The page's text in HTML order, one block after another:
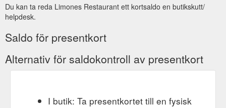
Du kan ta reda Limones Restaurant ett kortsaldo en butikskutt/
helpdesk.
Saldo för presentkort
Alternativ för saldokontroll av presentkort
I butik: Ta presentkortet till en fysisk